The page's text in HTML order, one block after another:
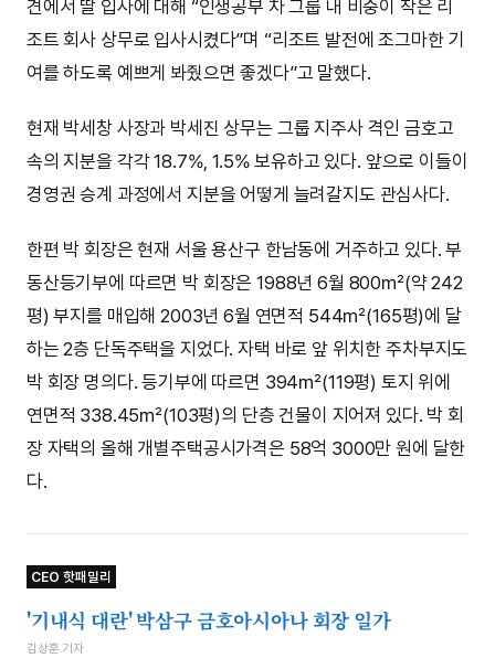
견에서 딸 입사에 대해 “인생공부 차 그룹 내 비중이 작은 리
조트 회사 상무로 입사시켰다”며 “리조트 발전에 조그마한 기
여를 하도록 예쁘게 봐줬으면 좋겠다”고 말했다.
현재 박세창 사장과 박세진 상무는 그룹 지주사 격인 금호고
속의 지분을 각각 18.7%, 1.5% 보유하고 있다. 앞으로 이들이
경영권 승계 과정에서 지분을 어떻게 늘려갈지도 관심사다.
한편 박 회장은 현재 서울 용산구 한남동에 거주하고 있다. 부
동산등기부에 따르면 박 회장은 1988년 6월 800㎡(약 242
평) 부지를 매입해 2003년 6월 연면적 544㎡(165평)에 달
하는 2층 단독주택을 지었다. 자택 바로 앞 위치한 주차부지도
박 회장 명의다. 등기부에 따르면 394㎡(119평) 토지 위에
연면적 338.45㎡(103평)의 단층 건물이 지어져 있다. 박 회
장 자택의 올해 개별주택공시가격은 58억 3000만 원에 달한
다.
CEO 핫패밀리
'기내식 대란' 박삼구 금호아시아나 회장 일가
김상훈 기자